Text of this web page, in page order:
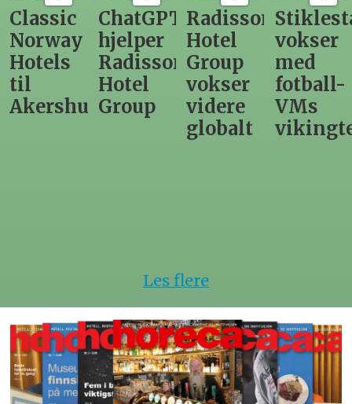
ChatGPT
hjelper
Radisson
Hotel
Group
Radisson
Hotel
Group
vokser
videre
Stiklestad
vokser
med
fotball-
VMs
vikingtematikk
Fra
direktør
til
nytt
Les flere